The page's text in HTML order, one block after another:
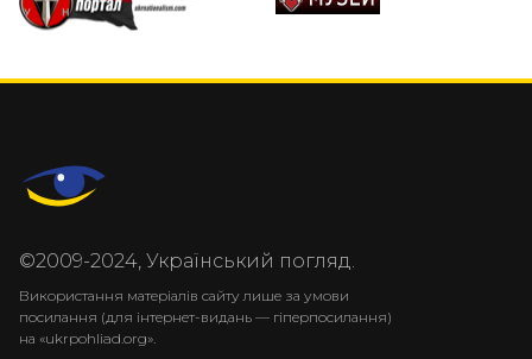
©2009-2024, Український погляд.
Використання матеріалів сайту лише за умови
посилання (для інтернет-видань — гіперпосилання)
на «ukrpohliad.org».